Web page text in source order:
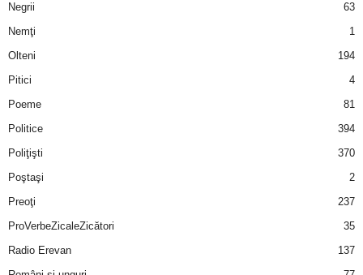
Negrii
63
Nemţi
1
Olteni
194
Pitici
4
Poeme
81
Politice
394
Poliţişti
370
Poştaşi
2
Preoţi
237
ProVerbeZicaleZicători
35
Radio Erevan
137